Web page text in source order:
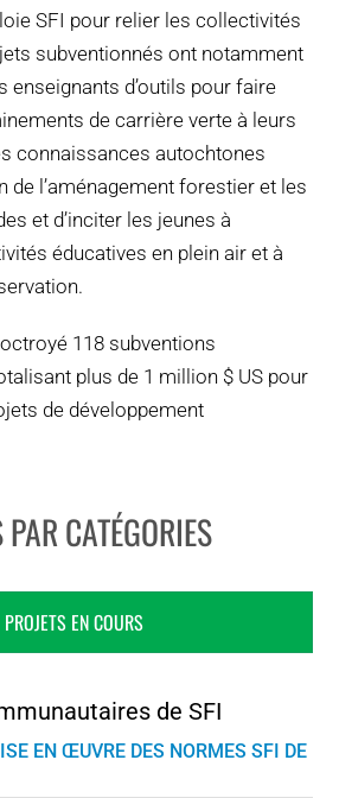
SFI pour relier les collectivités
subventionnés ont notamment
enseignants d’outils pour faire
de carrière verte à leurs
connaissances autochtones
de l’aménagement forestier et les
et d’inciter les jeunes à
éducatives en plein air et à
118 subventions
plus de 1 million $ US pour
de développement
CATÉGORIES
PROJETS EN COURS
de SFI
EN ŒUVRE DES NORMES SFI DE